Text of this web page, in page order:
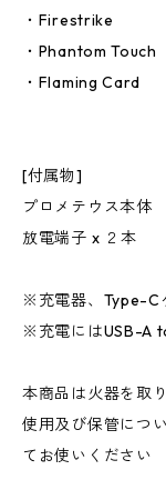
・Firestrike
・Phantom Touch
・Flaming Card
[付属物]
プロメテウス本体
放電端子 x ２本
※充電器、Type-C
※充電にはUSB-A
本商品は火器を取
使用及び保管につ
てお使いください